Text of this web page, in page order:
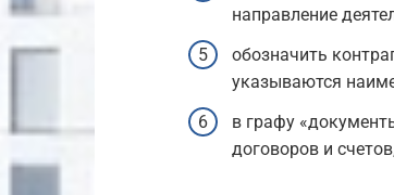
направление
обозначить
указываются
в графу
договоров и